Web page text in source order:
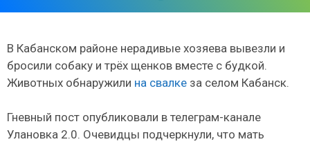
В Кабанском районе нерадивые хозяева вывезли и
бросили собаку и трёх щенков вместе с будкой.
Животных обнаружили на свалке за селом Кабанск.
Гневный пост опубликовали в телеграм-канале
Улановка 2.0. Очевидцы подчеркнули, что мать